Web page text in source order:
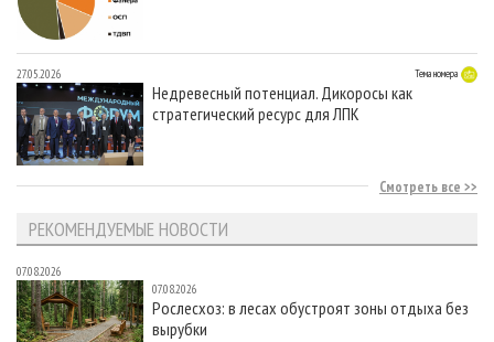
27.05.2026 Тема номера
Недревесный потенциал. Дикоросы как
стратегический ресурс для ЛПК
Смотреть все
РЕКОМЕНДУЕМЫЕ НОВОСТИ
07.08.2026
07.08.2026
Рослесхоз: в лесах обустроят зоны отдыха без
вырубки